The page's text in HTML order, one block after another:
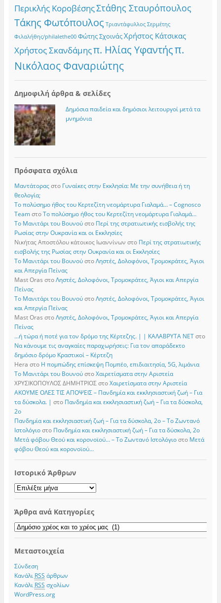
Περικλής ΚοροβέσηςΣτάθης Σταυρόπουλος
Τάκης Φωτόπουλος Τριαντάφυλλος Σερμέτης
Φιλαλήθης/philalethe00 Φώτης ΣχοινάςΧρήστος Κάτσικας
Χρήστος Σκανδάμηςπ. Ηλίας Υφαντήςπ.
Νικόλαος Φαναριώτης
Δημοφιλή άρθρα & σελίδες
Δημόσια παιδεία και δημόσιοι λειτουργοί μετά τα
μνημόνια
Πρόσφατα σχόλια
Μαντάτοραςστο Γυναίκες στην Εκκλησία: Με την συνήθεια ή τη
θεολογία;
Το πολύσημο ήθος του Κερτεζίτη νεομάρτυρα Γιαλαμά… – Cognosco
TeamστοΤο πολύσημο ήθος του Κερτεζίτη νεομάρτυρα Γιαλαμά…
Το Μανιτάρι του Βουνούστο Περί της στρατιωτικής εισβολής της
Ρωσίας στην Ουκρανία και οι Εκκλησίες
Νικήτας Αποστόλου κάτοικος Ιωαννίνων στο Περί της στρατιωτικής
εισβολής της Ρωσίας στην Ουκρανία και οι Εκκλησίες
Το Μανιτάρι του ΒουνούστοΛηστές, Δολοφόνοι, Τρομοκράτες, Άγιοι
και Απεργία Πείνας
Mast Oras στοΛηστές, Δολοφόνοι, Τρομοκράτες, Άγιοι και Απεργία
Πείνας
Το Μανιτάρι του ΒουνούστοΛηστές, Δολοφόνοι, Τρομοκράτες, Άγιοι
και Απεργία Πείνας
Mast Oras στοΛηστές, Δολοφόνοι, Τρομοκράτες, Άγιοι και Απεργία
Πείνας
…ή τώρα ή ποτέ για τον δρόμο της Κέρτεζης. | | ΚΑΛΑΒΡΥΤΑ ΝΕΤστο
Να κάνουμε τις αναγκαίες παραχωρήσεις: Για τον απαράδεκτο
δημόσιο δρόμο Κραστικοί – Κέρτεζη
Hera στο Η πομπώδης επίσκεψη Πομπέο, επιδιαιτησία, 5G, λιμάνια
Το Μανιτάρι του ΒουνούστοΧαιρετίσματα στην Αριστεία
ΧΡΥΣΙΚΟΠΟΥΛΟΣ ΔΗΜΗΤΡΙΟΣστοΧαιρετίσματα στην Αριστεία
ΑΚΟΥΜΕ ΟΛΕΣ ΤΙΣ ΑΠΟΨΕΙΣ – Πανδημία και εκκλησιαστική ζωή – Για
τα δύσκολα. | στο Πανδημία και εκκλησιαστική ζωή – Για τα δύσκολα,
2ο
Πανδημία και εκκλησιαστική ζωή – Για τα δύσκολα, 2ο – Το Zωντανό
Iστολόγιοστο Πανδημία και εκκλησιαστική ζωή – Για τα δύσκολα, 2ο
Μετά φόβου Θεού και κορονοϊού… – Το Zωντανό Iστολόγιοστο Μετά
φόβου Θεού και κορονοϊού…
Ιστορικό Άρθρων
Ιστορικό
Άρθρων
Άρθρα ανά Κατηγορίες
Άρθρα
ανά
Μεταστοιχεία
Σύνδεση
Κανάλι RSS άρθρων
Κανάλι RSS σχολίων
WordPress.org